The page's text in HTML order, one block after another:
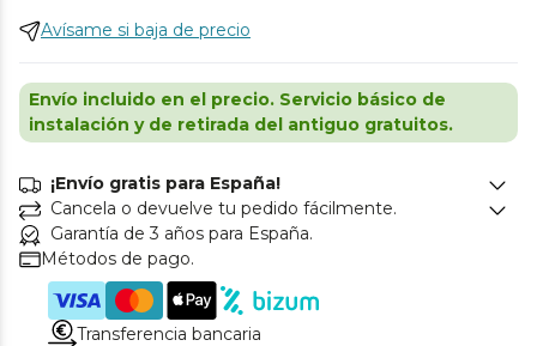
Avísame si baja de precio
Envío incluido en el precio. Servicio básico de
instalación y de retirada del antiguo gratuitos.
¡Envío gratis para España!
Cancela o devuelve tu pedido fácilmente.
Garantía de 3 años para España.
Métodos de pago.
Transferencia bancaria